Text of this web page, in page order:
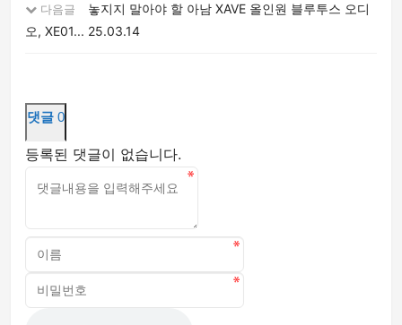
다음글
놓지지 말아야 할 아남 XAVE 올인원 블루투스 오디
오, XE01... 25.03.14
댓글 0
등록된 댓글이 없습니다.